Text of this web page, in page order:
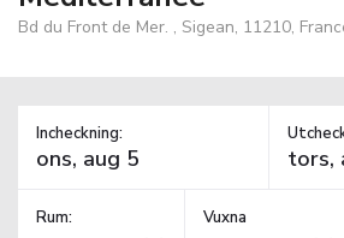
Bd du Front de Mer. , Sigean, 11210,
Incheckning:
Rum: Vuxna